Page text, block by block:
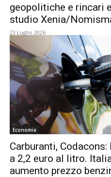
geopolitiche e rincari
studio Xenia/
23 Luglio 2026
Economia
Carburanti,
a 2,2 euro al litro.
aumento prezzo